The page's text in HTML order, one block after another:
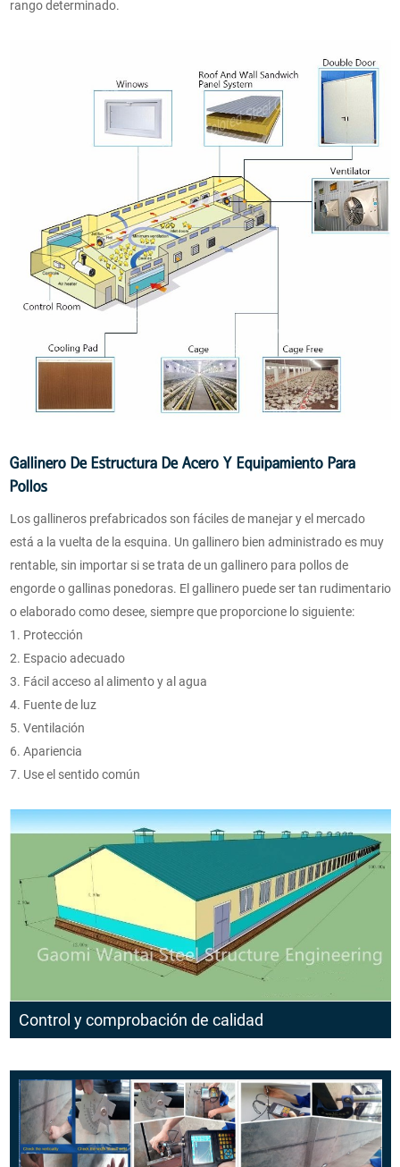
rango determinado.
Gallinero De Estructura De Acero Y Equipamiento Para
Pollos
Los gallineros prefabricados son fáciles de manejar y el mercado
está a la vuelta de la esquina. Un gallinero bien administrado es muy
rentable, sin importar si se trata de un gallinero para pollos de
engorde o gallinas ponedoras. El gallinero puede ser tan rudimentario
o elaborado como desee, siempre que proporcione lo siguiente:
1. Protección
2. Espacio adecuado
3. Fácil acceso al alimento y al agua
4. Fuente de luz
5. Ventilación
6. Apariencia
7. Use el sentido común
Control y comprobación de calidad